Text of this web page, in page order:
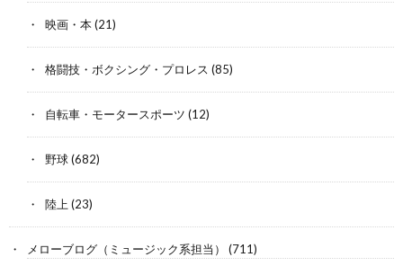
映画・本(21)
格闘技・ボクシング・プロレス (85)
自転車・モータースポーツ (12)
野球(682)
陸上 (23)
メローブログ（ミュージック系担当） (711)